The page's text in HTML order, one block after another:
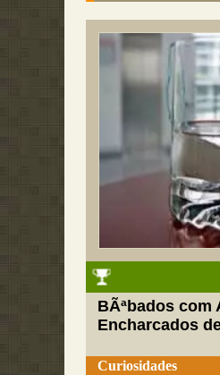
BÃªbados com
Encharcados
Curiosidades